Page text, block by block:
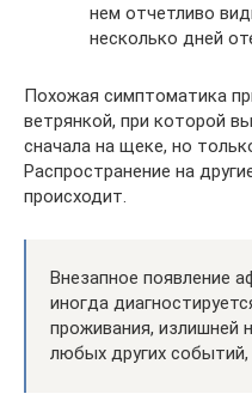
нем отчетливо
несколько дней
Похожая симптоматика
ветрянкой, при которой
сначала на щеке, но
Распространение на
происходит.
Внезапное появление
иногда
проживания, излишней
любых других